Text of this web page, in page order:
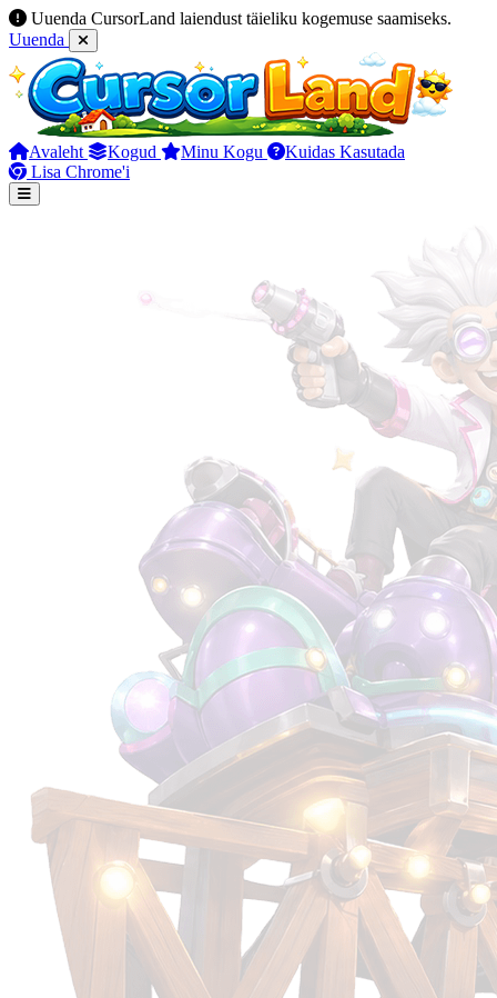
Uuenda CursorLand laiendust täieliku kogemuse saamiseks.
Uuenda
Avaleht Kogud Minu Kogu
Kuidas Kasutada
Lisa Chrome'i